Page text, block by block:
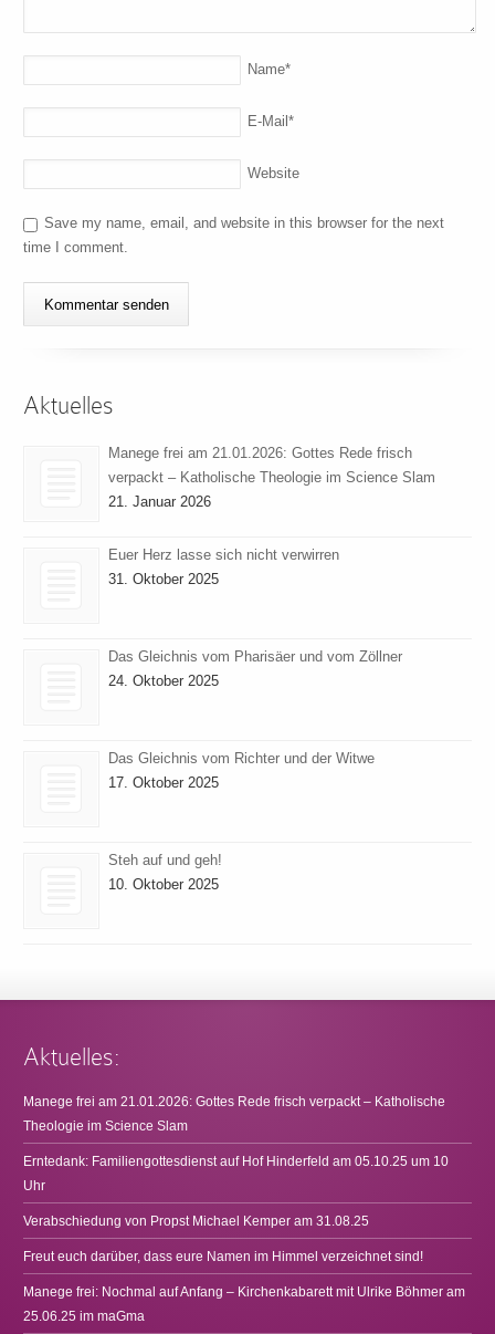
Name*
E-Mail*
Website
Save my name, email, and website in this browser for the next
time I comment.
Aktuelles
Manege frei am 21.01.2026: Gottes Rede frisch
verpackt – Katholische Theologie im Science Slam
21. Januar 2026
Euer Herz lasse sich nicht verwirren
31. Oktober 2025
Das Gleichnis vom Pharisäer und vom Zöllner
24. Oktober 2025
Das Gleichnis vom Richter und der Witwe
17. Oktober 2025
Steh auf und geh!
10. Oktober 2025
Aktuelles:
Manege frei am 21.01.2026: Gottes Rede frisch verpackt – Katholische
Theologie im Science Slam
Erntedank: Familiengottesdienst auf Hof Hinderfeld am 05.10.25 um 10
Uhr
Verabschiedung von Propst Michael Kemper am 31.08.25
Freut euch darüber, dass eure Namen im Himmel verzeichnet sind!
Manege frei: Nochmal auf Anfang – Kirchenkabarett mit Ulrike Böhmer am
25.06.25 im maGma